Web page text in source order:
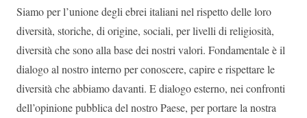
Siamo per l’unione degli ebrei italiani nel rispetto delle loro
diversità, storiche, di origine, sociali, per livelli di religiosità,
diversità che sono alla base dei nostri valori. Fondamentale è il
dialogo al nostro interno per conoscere, capire e rispettare le
diversità che abbiamo davanti. E dialogo esterno, nei confronti
dell’opinione pubblica del nostro Paese, per portare la nostra